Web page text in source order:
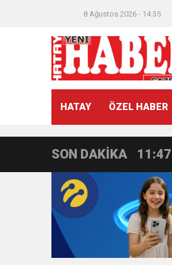
8 Ağustos 2026 - 14:35
HATAY ÖZEL HABER
SON DAKİKA
21:40
11:47
18:55
11:57
21:40